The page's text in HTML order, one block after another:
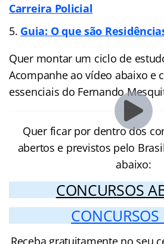
Carreira Policial
Guia: O que são
Quer montar um ciclo de
Acompanhe ao vídeo abaixo e
essenciais do Fernando
Quer ficar por dentro dos
abertos e previstos pelo
abaixo:
CONCURSOS
Receba gratuitamente no seu